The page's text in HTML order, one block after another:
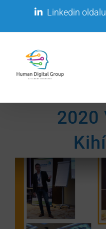
Kihagyás
Linkedin
2020